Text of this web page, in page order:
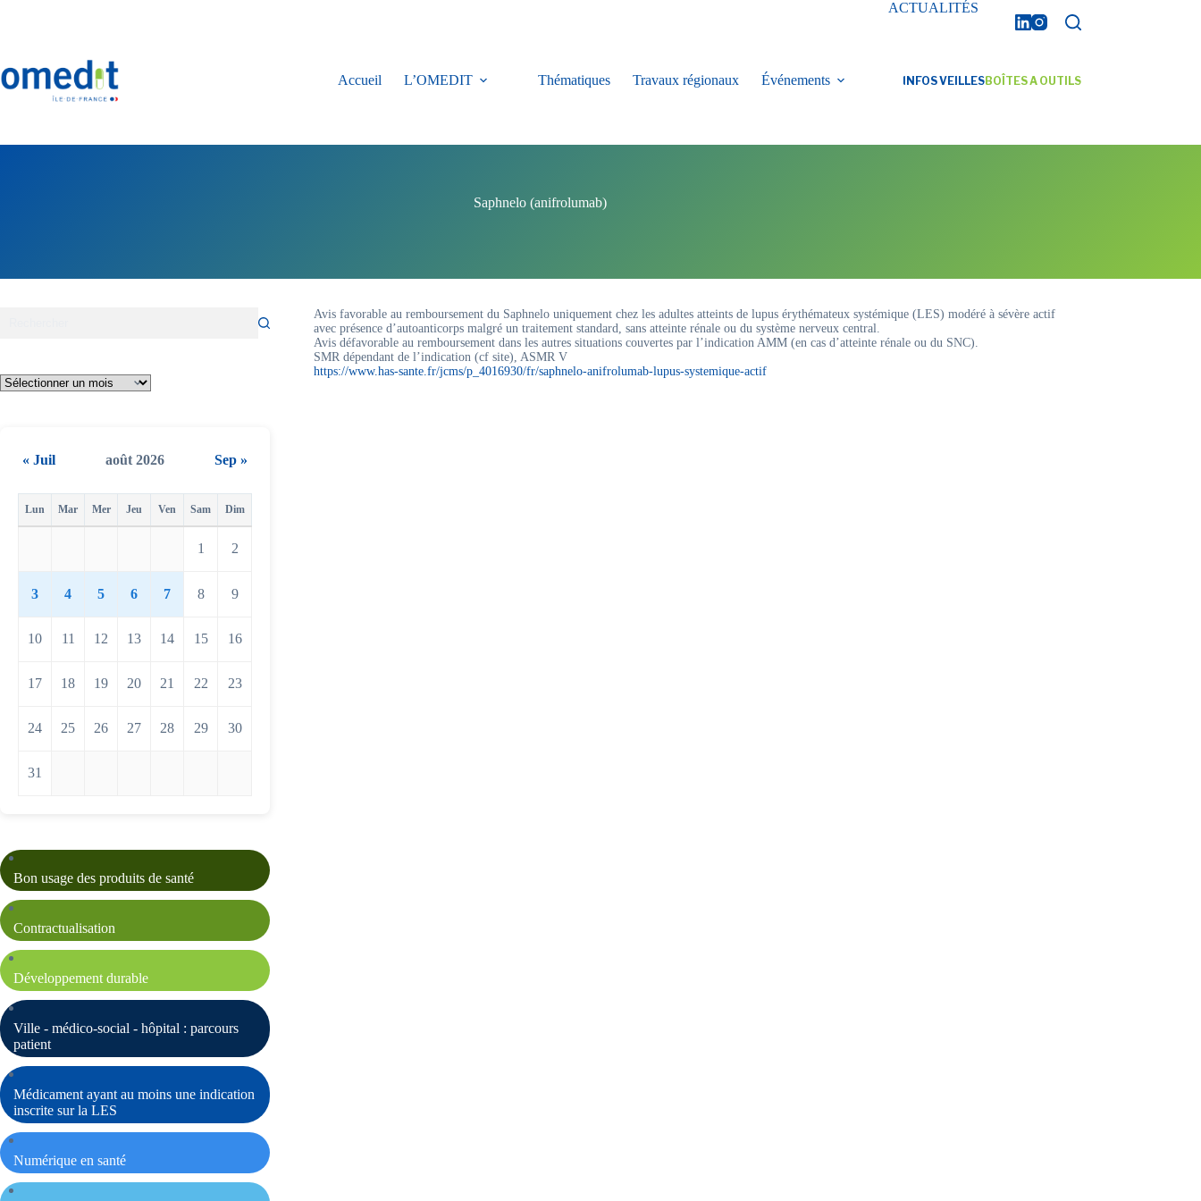
ACTUALITÉS
Accueil L’OMEDIT Thématiques Travaux régionaux Événements INFOS VEILLESBOÎTES A OUTILS
Saphnelo (anifrolumab)
Avis favorable au remboursement du Saphnelo uniquement chez les adultes atteints de lupus érythémateux systémique (LES) modéré à sévère actif
avec présence d’autoanticorps malgré un traitement standard, sans atteinte rénale ou du système nerveux central.
Avis défavorable au remboursement dans les autres situations couvertes par l’indication AMM (en cas d’atteinte rénale ou du SNC).
SMR dépendant de l’indication (cf site), ASMR V
https://www.has-sante.fr/jcms/p_4016930/fr/saphnelo-anifrolumab-lupus-systemique-actif
« Juil août 2026 Sep »
Lun Mar Mer Jeu Ven Sam Dim
1 2
3 4 5 6 7 8 9
10 11 12 13 14 15 16
17 18 19 20 21 22 23
24 25 26 27 28 29 30
31
Bon usage des produits de santé
Contractualisation
Développement durable
Ville - médico-social - hôpital : parcours
patient
Médicament ayant au moins une indication
inscrite sur la LES
Numérique en santé